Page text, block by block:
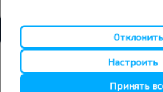
Светлана
Спасибо. Всё прошло отлично!
Отклонить
Настроить
Принять